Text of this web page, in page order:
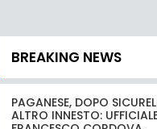
BREAKING NEWS
PAGANESE, DOPO
ALTRO INNESTO: